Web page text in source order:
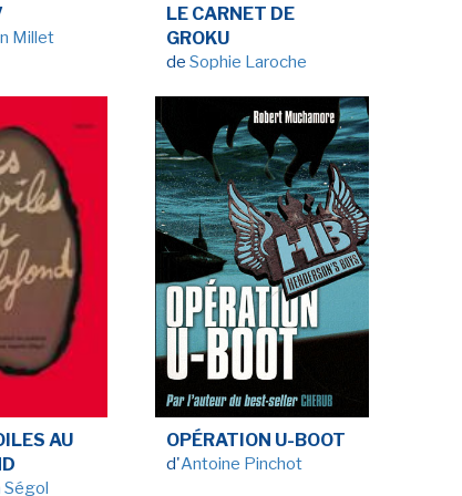
LA RÉDACTION
EDITIONS ACTUSF
Publicités Données personnelles - Plan du site
Millet
LE CARNET DE
GROKU
de Sophie Laroche
AU
OPÉRATION U-BOOT
d'Antoine Pinchot